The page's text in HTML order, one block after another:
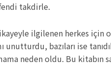
takdirle.
ilgilenen herkes için
unutturdu, bazıları ise
neden oldu. Bu kitabın